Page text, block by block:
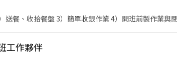
送餐、收拾餐盤 3）簡單收銀作業 4）開班前製作業與
工作夥伴